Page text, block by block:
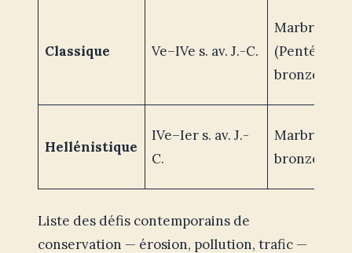
Classique Ve–IVe s. av. J.-C.
Marbre
bronze
Hellénistique
IVe–Ier s. av. J.-
C.
Marbre,
bronze
Liste des défis contemporains de
conservation — érosion, pollution, trafic —